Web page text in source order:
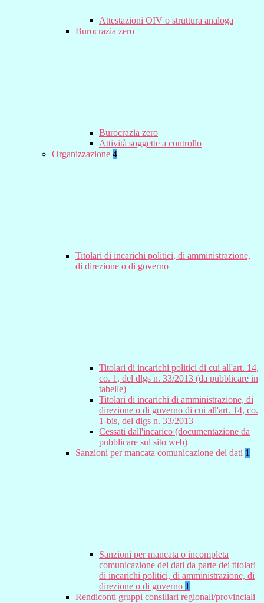
Attestazioni OIV o struttura analoga
Burocrazia zero
Burocrazia zero
Attività soggette a controllo
Organizzazione 4
Titolari di incarichi politici, di amministrazione,
di direzione o di governo
Titolari di incarichi politici di cui all'art. 14,
co. 1, del dlgs n. 33/2013 (da pubblicare in
tabelle)
Titolari di incarichi di amministrazione, di
direzione o di governo di cui all'art. 14, co.
1-bis, del dlgs n. 33/2013
Cessati dall'incarico (documentazione da
pubblicare sul sito web)
Sanzioni per mancata comunicazione dei dati 1
Sanzioni per mancata o incompleta
comunicazione dei dati da parte dei titolari
di incarichi politici, di amministrazione, di
direzione o di governo 1
Rendiconti gruppi consiliari regionali/provinciali